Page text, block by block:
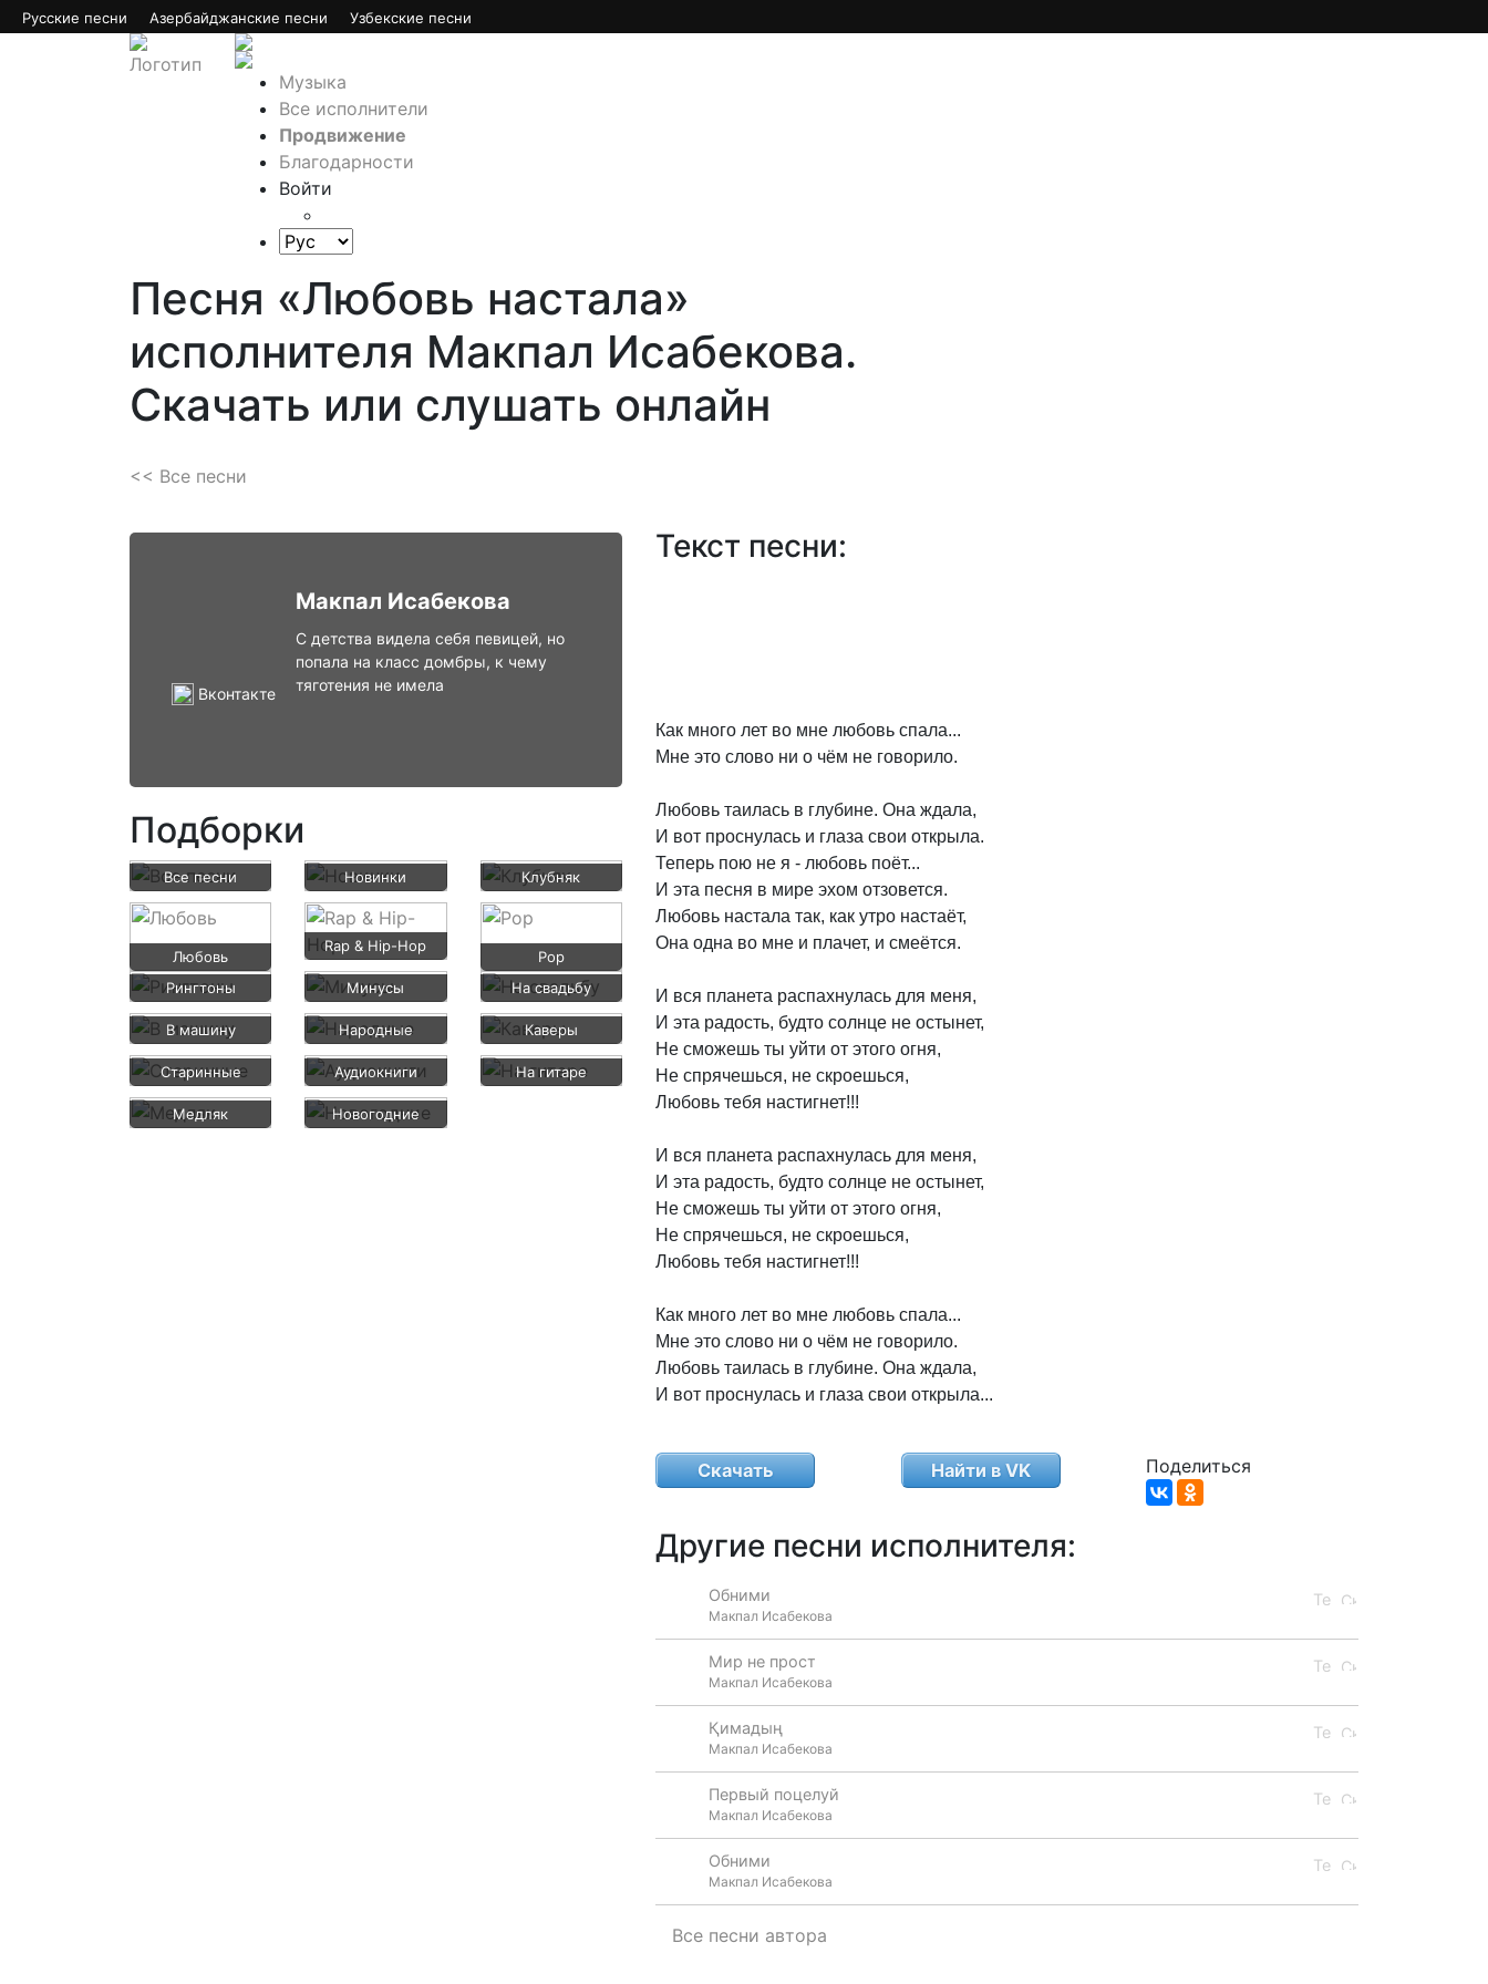
Русские песни Азербайджанские песни Узбекские песни
Музыка
Все исполнители
Продвижение
Благодарности
Войти
Песня «Любовь настала»
исполнителя Макпал Исабекова.
Скачать или слушать онлайн
<< Все песни
Текст песни:
Как много лет во мне любовь спала...
Мне это слово ни о чём не говорило.
Любовь таилась в глубине. Она ждала,
И вот проснулась и глаза свои открыла.
Теперь пою не я - любовь поёт...
И эта песня в мире эхом отзовется.
Любовь настала так, как утро настаёт,
Она одна во мне и плачет, и смеётся.
И вся планета распахнулась для меня,
И эта радость, будто солнце не остынет,
Не сможешь ты уйти от этого огня,
Не спрячешься, не скроешься,
Любовь тебя настигнет!!!
И вся планета распахнулась для меня,
И эта радость, будто солнце не остынет,
Не сможешь ты уйти от этого огня,
Не спрячешься, не скроешься,
Любовь тебя настигнет!!!
Как много лет во мне любовь спала...
Мне это слово ни о чём не говорило.
Любовь таилась в глубине. Она ждала,
И вот проснулась и глаза свои открыла...
Скачать Найти в VK Поделиться
Другие песни исполнителя:
Обними
Макпал Исабекова
Мир не прост
Макпал Исабекова
Қимадың
Макпал Исабекова
Первый поцелуй
Макпал Исабекова
Обними
Макпал Исабекова
Все песни автора
Макпал Исабекова
С детства видела себя певицей, но
попала на класс домбры, к чему
тяготения не имела
Вконтакте
Подборки
Все песни Новинки Клубняк
Любовь
Rap & Hip-Hop
Pop
Рингтоны
Минусы На свадьбу
В машину Народные Каверы
Старинные Аудиокниги На гитаре
Медляк Новогодние